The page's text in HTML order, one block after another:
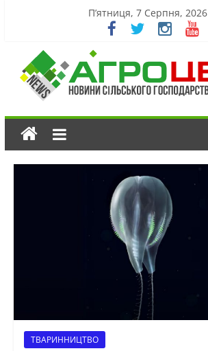
П’ятниця, 7 Серпня, 2026
ТВАРИННИЦТВО